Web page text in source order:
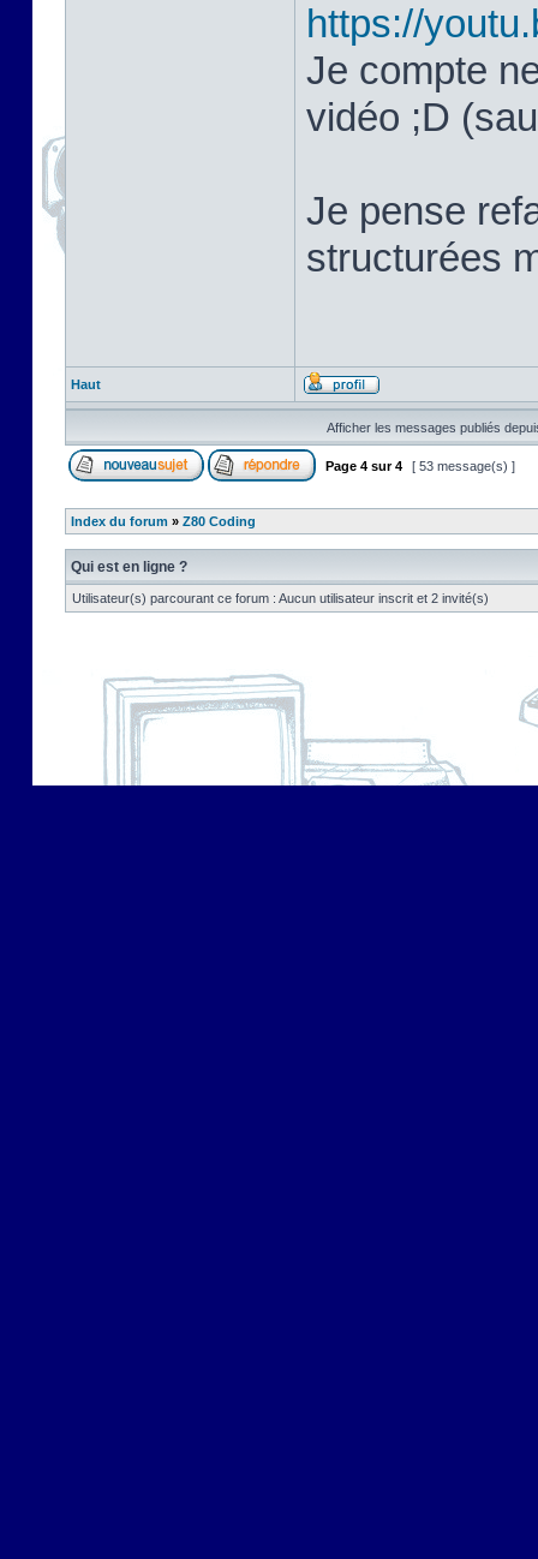
https://
Je compte
vidéo ;D
Je pense
structurées
Haut
Afficher les messages publiés
Page 4 sur4 [ 53 message(s) ]
Index du forum » Z80 Coding
Qui est en ligne ?
Utilisateur(s) parcourant ce forum : Aucun utilisateur inscrit et 2 invité(s)